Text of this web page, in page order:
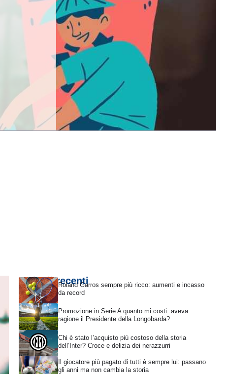
Articoli recentiRoland Garros sempre più ricco: aumenti e incasso
da record
Promozione in Serie A quanto mi costi: aveva
ragione il Presidente della Longobarda?
Chi è stato l’acquisto più costoso della storia
dell’Inter? Croce e delizia dei nerazzurri
Il giocatore più pagato di tutti è sempre lui: passano
gli anni ma non cambia la storia